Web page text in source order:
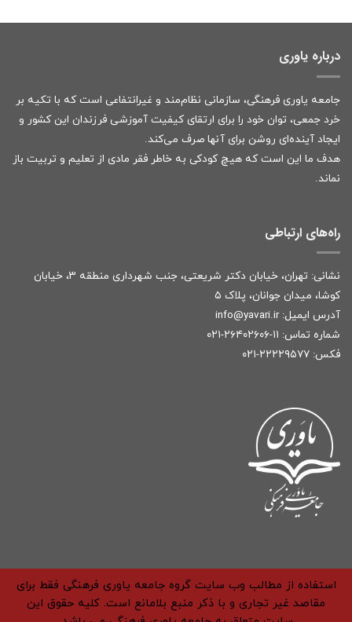
درباره یاوری
جامعه یاوری فرهنگی، سازمانی نظام‌مند و غیرانتفاعی است که با تکیه بر
خرد جمعی، توان خود را برای ارتقای کیفیت آموزشی فرزندان این کشور و
ایجاد آینده‌ای روشن برای آنها صرف می‌کند.
هدف ما این است که هیچ کودکی به خاطر فقر مادی از تعلیم و تربیت باز
نماند.
راه‌های ارتباطی
نشانی: تهران، خیابان دکتر شریعتی، جنب شهرداری منطقه ۳، خیابان
کوشا، میدان جوانان، پلاک ۵
آدرس ایمیل: info@yavari.ir
شماره تماس: ۱۱-۲۶۴۰۲۶۰۶-۰۲۱
فکس: ۲۲۲۲۹۵۷۷-۰۲۱
استفاده از مطالب وب سایت گروه جامعه یاوری فرهنگی فقط برای
مقاصد غیر تجاری و با ذکر منبع بلامانع است. کلیه حقوق این